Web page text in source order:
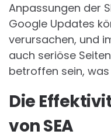
Anpassungen der
Google Updates
verursachen, und
auch seriöse
betroffen sein,
Die
von SEA